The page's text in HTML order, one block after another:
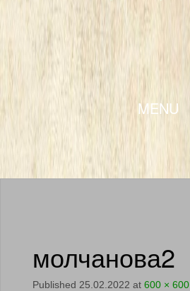
MENU
SKIP TO CONTENT
молчанова2
Published 25.02.2022 at 600 × 600